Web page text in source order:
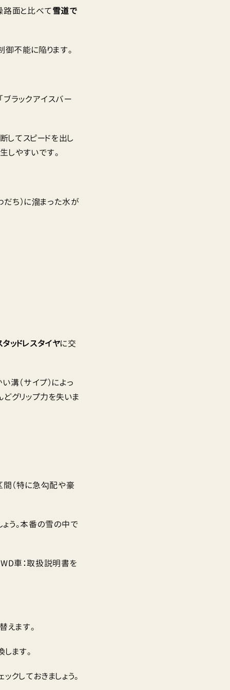
路面と比べて雪道で
不能に陥ります。
ラックアイスバー
してスピードを出し
しやすいです。
ち）に溜まった水が
タッドレスタイヤに交
溝（サイプ）によっ
グリップ力を失いま
間（特に急勾配や豪
ょう。本番の雪の中で
車：取扱説明書を
えます。
ます。
しておきましょう。